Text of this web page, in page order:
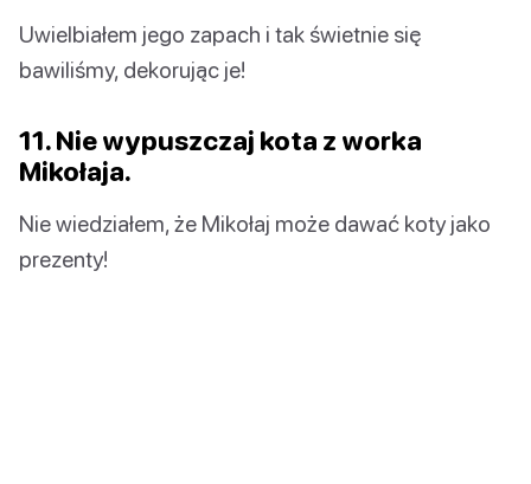
Uwielbiałem jego zapach i tak świetnie się
bawiliśmy, dekorując je!
11. Nie wypuszczaj kota z worka
Mikołaja.
Nie wiedziałem, że Mikołaj może dawać koty jako
prezenty!